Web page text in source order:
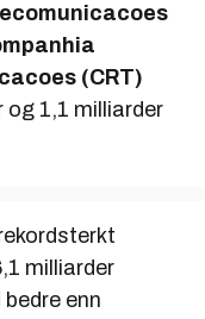
(CRT)
og 1,1 milliarder
milliarder
enn